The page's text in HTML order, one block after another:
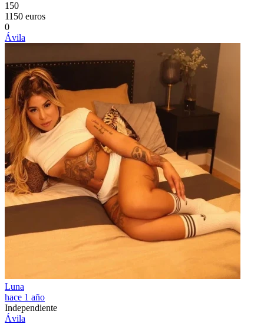
150
1150 euros
0
Ávila
Luna
hace 1 año
Independiente
Ávila